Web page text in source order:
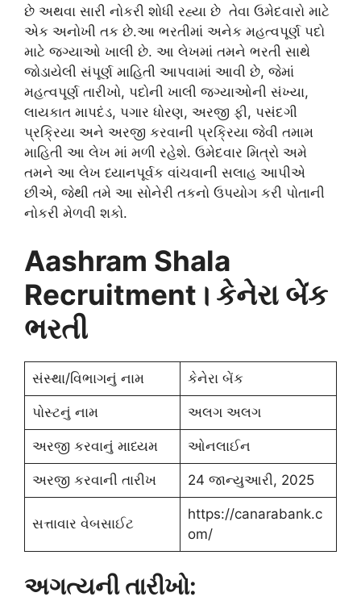
છે અથવા સારી નોકરી શોધી રહ્યા છે તેવા ઉમેદવારો માટે
એક અનોખી તક છે.આ ભરતીમાં અનેક મહત્વપૂર્ણ પદો
માટે જગ્યાઓ ખાલી છે. આ લેખમાં તમને ભરતી સાથે
જોડાયેલી સંપૂર્ણ માહિતી આપવામાં આવી છે, જેમાં
મહત્વપૂર્ણ તારીખો, પદોની ખાલી જગ્યાઓની સંખ્યા,
લાયકાત માપદંડ, પગાર ધોરણ, અરજી ફી, પસંદગી
પ્રક્રિયા અને અરજી કરવાની પ્રક્રિયા જેવી તમામ
માહિતી આ લેખ માં મળી રહેશે. ઉમેદવાર મિત્રો અમે
તમને આ લેખ ધ્યાનપૂર્વક વાંચવાની સલાહ આપીએ
છીએ, જેથી તમે આ સોનેરી તકનો ઉપયોગ કરી પોતાની
નોકરી મેળવી શકો.
Aashram Shala
Recruitment । કેનેરા બેંક
ભરતી
સંસ્થા/વિભાગનું નામ કેનેરા બેંક
પોસ્ટનું નામ અલગ અલગ
અરજી કરવાનું માધ્યમ ઓનલાઈન
અરજી કરવાની તારીખ 24 જાન્યુઆરી, 2025
સત્તાવાર વેબસાઈટ
https://canarabank.c
om/
અગત્યની તારીખો: